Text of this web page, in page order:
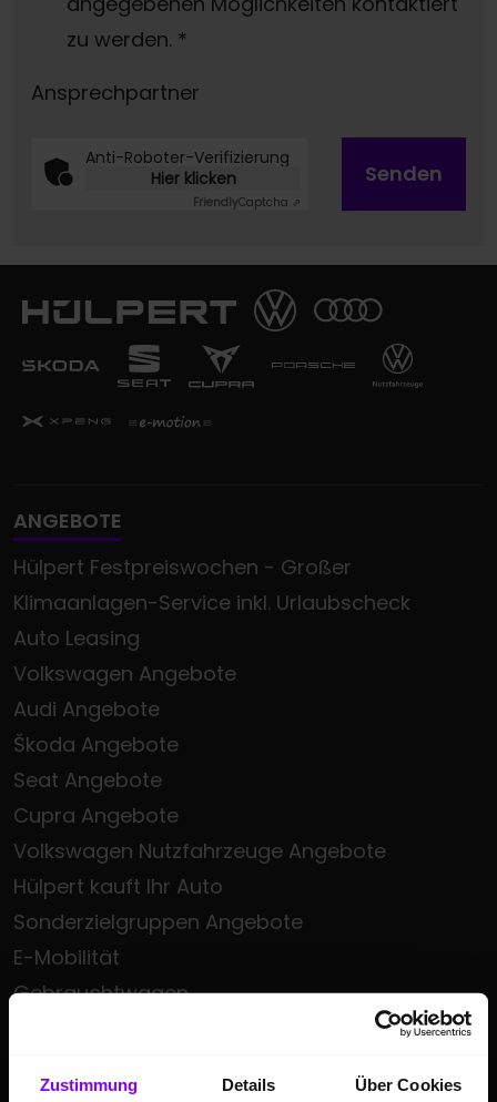
Zustimmung Details Über Cookies
zu werden. *
Ansprechpartner
Anti-Roboter-Verifizierung
Hier klicken
FriendlyCaptcha ⇗
Senden
ANGEBOTE
Hülpert Festpreiswochen - Großer
Klimaanlagen-Service inkl. Urlaubscheck
Auto Leasing
Volkswagen Angebote
Audi Angebote
Škoda Angebote
Seat Angebote
Cupra Angebote
Volkswagen Nutzfahrzeuge Angebote
Hülpert kauft Ihr Auto
Sonderzielgruppen Angebote
E-Mobilität
Gebrauchtwagen